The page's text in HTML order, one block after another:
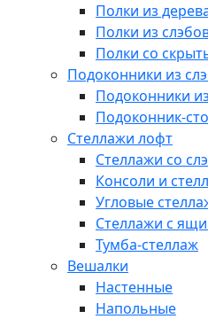
Полки из
Полки из
Полки со
Подоконники из
Подоконники
Подоконник-
Стеллажи лофт
Стеллажи со
Консоли и
Угловые
Стеллажи с
Тумба-стеллаж
Вешалки
Настенные
Напольные